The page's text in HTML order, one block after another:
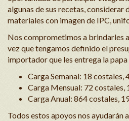
algunas de sus recetas,
materiales con imagen de IPC,
Nos comprometimos a brindarles
vez que tengamos definido el
importador que les entrega la papa
Carga Semanal: 18 costales,
Carga Mensual: 72 costales,
Carga Anual: 864 costales,
Todos estos apoyos nos ayudarán